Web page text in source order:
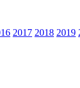
2017 2018 2019